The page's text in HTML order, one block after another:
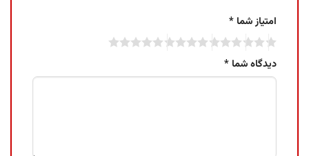
امتیاز شما *
دیدگاه شما *